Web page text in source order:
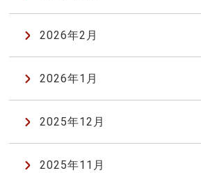
2026年2月
2026年1月
2025年12月
2025年11月